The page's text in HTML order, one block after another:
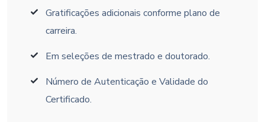
Gratificações adicionais conforme plano de
carreira.
Em seleções de mestrado e doutorado.
Número de Autenticação e Validade do
Certificado.